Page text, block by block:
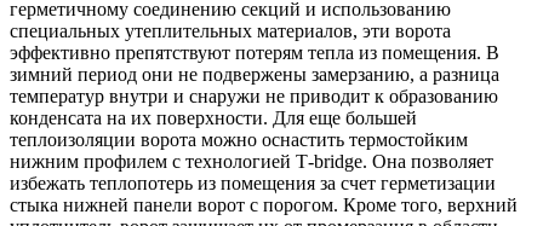
герметичному соединению секций и использованию
специальных утеплительных материалов, эти ворота
эффективно препятствуют потерям тепла из помещения. В
зимний период они не подвержены замерзанию, а разница
температур внутри и снаружи не приводит к образованию
конденсата на их поверхности. Для еще большей
теплоизоляции ворота можно оснастить термостойким
нижним профилем с технологией Т-bridge. Она позволяет
избежать теплопотерь из помещения за счет герметизации
стыка нижней панели ворот с порогом. Кроме того, верхний